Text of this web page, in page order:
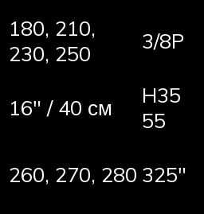
180, 210,
230, 250
3/8P
16″ / 40 см
H35
55
260, 270, 280 325″